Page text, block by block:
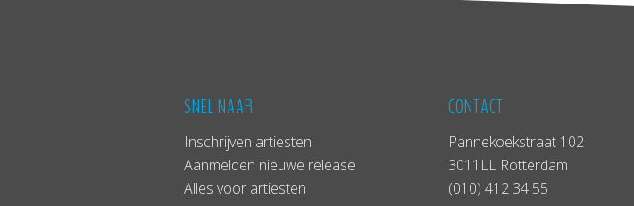
SNEL NAAR
Inschrijven artiesten
Aanmelden nieuwe release
Alles voor artiesten
CONTACT
Pannekoekstraat 102
3011LL Rotterdam
(010) 412 34 55